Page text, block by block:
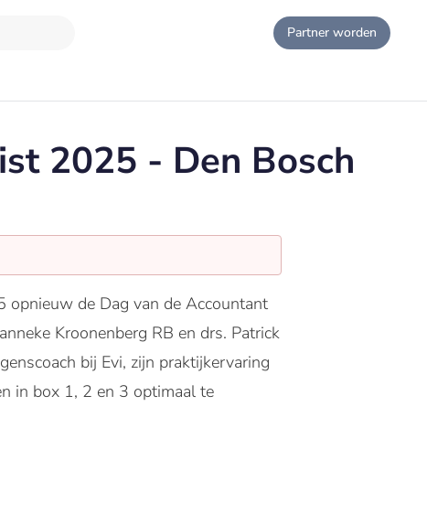
Partner worden
2025 - Den Bosch
opnieuw de Dag van de Accountant
Kroonenberg RB en drs. Patrick
bij Evi, zijn praktijkervaring
in box 1, 2 en 3 optimaal te